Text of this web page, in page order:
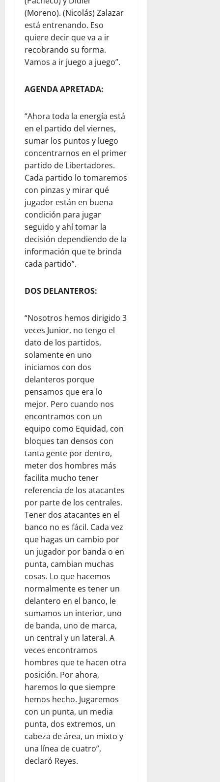
(Moreno). (Nicolás) Zalazar
está entrenando. Eso
quiere decir que va a ir
recobrando su forma.
Vamos a ir juego a juego”.
AGENDA APRETADA:
“Ahora toda la energía está
en el partido del viernes,
sumar los puntos y luego
concentrarnos en el primer
partido de Libertadores.
Cada partido lo tomaremos
con pinzas y mirar qué
jugador están en buena
condición para jugar
seguido y ahí tomar la
decisión dependiendo de la
información que te brinda
cada partido”.
DOS DELANTEROS:
“Nosotros hemos dirigido 3
veces Junior, no tengo el
dato de los partidos,
solamente en uno
iniciamos con dos
delanteros porque
pensamos que era lo
mejor. Pero cuando nos
encontramos con un
equipo como Equidad, con
bloques tan densos con
tanta gente por dentro,
meter dos hombres más
facilita mucho tener
referencia de los atacantes
por parte de los centrales.
Tener dos atacantes en el
banco no es fácil. Cada vez
que hagas un cambio por
un jugador por banda o en
punta, cambian muchas
cosas. Lo que hacemos
normalmente es tener un
delantero en el banco, le
sumamos un interior, uno
de banda, uno de marca,
un central y un lateral. A
veces encontramos
hombres que te hacen otra
posición. Por ahora,
haremos lo que siempre
hemos hecho. Jugaremos
con un punta, un media
punta, dos extremos, un
cabeza de área, un mixto y
una línea de cuatro”,
declaró Reyes.